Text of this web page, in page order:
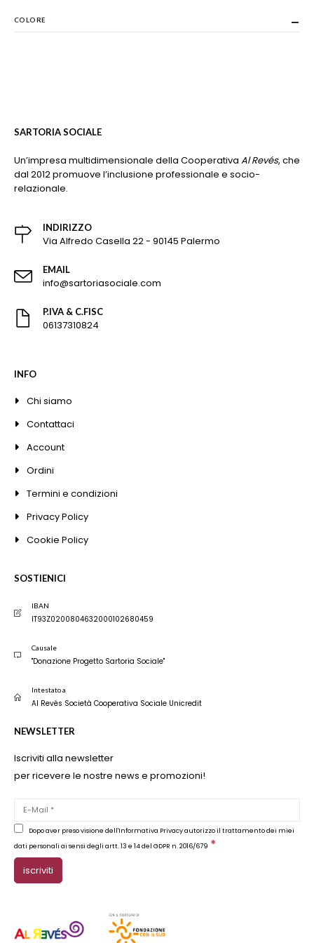
COLORE
SARTORIA SOCIALE
Un’impresa multidimensionale della Cooperativa Al Revés, che
dal 2012 promuove l’inclusione professionale e socio-
relazionale.
INDIRIZZO
Via Alfredo Casella 22 - 90145 Palermo
EMAIL
info@sartoriasociale.com
P.IVA & C.FISC
06137310824
INFO
Chi siamo
Contattaci
Account
Ordini
Termini e condizioni
Privacy Policy
Cookie Policy
SOSTIENICI
IBAN
IT93Z0200804632000102680459
Causale
"Donazione Progetto Sartoria Sociale"
Intestato a
Al Revés Società Cooperativa Sociale Unicredit
NEWSLETTER
Iscriviti alla newsletter
per ricevere le nostre news e promozioni!
Dopo aver preso visione dell'Informativa Privacy autorizzo il trattamento dei miei
dati personali ai sensi degli artt. 13 e 14 del GDPR n. 2016/679 *